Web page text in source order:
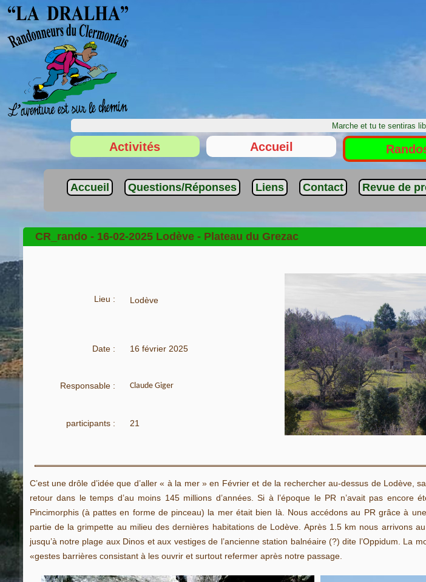
Marche et tu te sentiras
Activités Accueil
Accueil Questions/Réponses Liens Contact Revue de
CR_rando - 16-02-2025 Lodève - Plateau du Grezac
Lieu : Lodève
Date : 16 février 2025
Responsable : Claude Giger
participants : 21
C’est une drôle d’idée que d’aller « à la mer » en Février et de la rechercher au-dessus de Lodève,
retour dans le temps d’au moins 145 millions d’années. Si à l’époque le PR n’avait pas encore
Pincimorphis (à pattes en forme de pinceau) la mer était bien là. Nous accédons au PR grâce à
partie de la grimpette au milieu des dernières habitations de Lodève. Après 1.5 km nous arrivons
jusqu’à notre plage aux Dinos et aux vestiges de l’ancienne station balnéaire (?) dite l’Oppidum. La
«gestes barrières consistant à les ouvrir et surtout refermer après notre passage.